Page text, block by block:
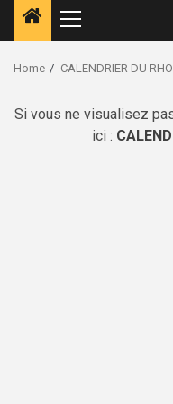
Home CALENDRIER DU
Si vous ne visualisez
ici :